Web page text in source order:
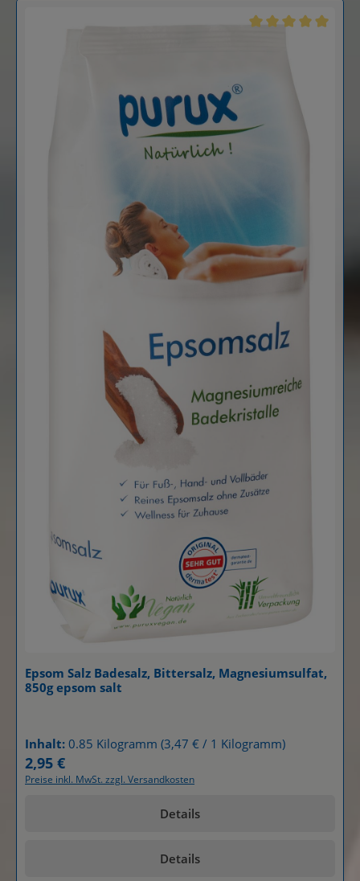
Epsom Salz Badesalz, Bittersalz, Magnesiumsulfat,
850g epsom salt
Inhalt:0.85 Kilogramm(3,47 € / 1 Kilogramm)
Regulärer Preis:
2,95 €
Preise inkl. MwSt. zzgl. Versandkosten
Details
Details